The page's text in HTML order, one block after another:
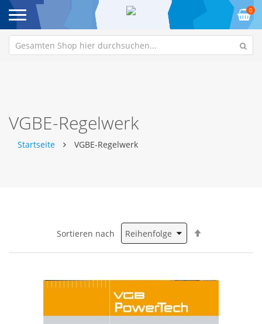
0
VGBE-Regelwerk
Startseite VGBE-Regelwerk
Sortieren nach